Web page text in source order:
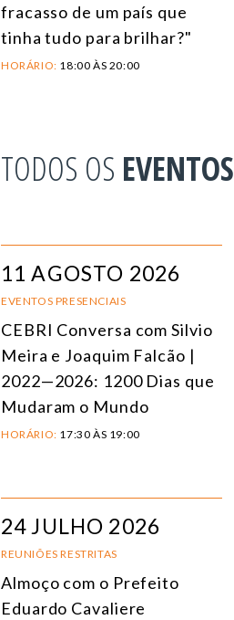
fracasso de um país que
tinha tudo para brilhar?"
HORÁRIO: 18:00 ÀS 20:00
TODOS OS EVENTOS
11 AGOSTO 2026
EVENTOS PRESENCIAIS
CEBRI Conversa com Silvio
Meira e Joaquim Falcão |
2022—2026: 1200 Dias que
Mudaram o Mundo
HORÁRIO: 17:30 ÀS 19:00
24 JULHO 2026
REUNIÕES RESTRITAS
Almoço com o Prefeito
Eduardo Cavaliere